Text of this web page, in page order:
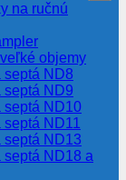
na ručnú
objemy
septá ND8
septá ND9
septá ND10
septá ND11
septá ND13
septá ND18 a